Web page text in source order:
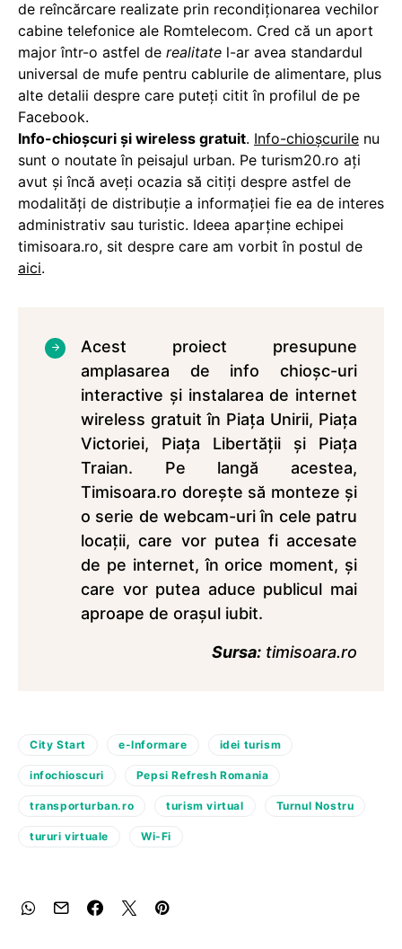
de reîncărcare realizate prin recondiționarea vechilor
cabine telefonice ale Romtelecom. Cred că un aport
major într-o astfel de realitate l-ar avea standardul
universal de mufe pentru cablurile de alimentare, plus
alte detalii despre care puteți citit în profilul de pe
Facebook.
Info-chioşcuri şi wireless gratuit. Info-chioșcurile nu
sunt o noutate în peisajul urban. Pe turism20.ro ați
avut și încă aveți ocazia să citiți despre astfel de
modalități de distribuție a informației fie ea de interes
administrativ sau turistic. Ideea aparține echipei
timisoara.ro, sit despre care am vorbit în postul de
aici.
Acest proiect presupune
amplasarea de info chioșc-uri
interactive și instalarea de internet
wireless gratuit în Piața Unirii, Piața
Victoriei, Piața Libertății și Piața
Traian. Pe langă acestea,
Timisoara.ro dorește să monteze și
o serie de webcam-uri în cele patru
locații, care vor putea fi accesate
de pe internet, în orice moment, și
care vor putea aduce publicul mai
aproape de orașul iubit.
Sursa: timisoara.ro
City Start e-Informare idei turism
infochioscuri Pepsi Refresh Romania
transporturban.ro turism virtual Turnul Nostru
tururi virtuale Wi-Fi